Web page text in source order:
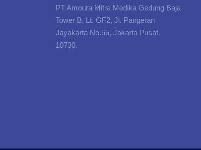
PT Amoura Mitra Medika Gedung Baja
Tower B, Lt. GF2, Jl. Pangeran
Jayakarta No.55, Jakarta Pusat.
10730.